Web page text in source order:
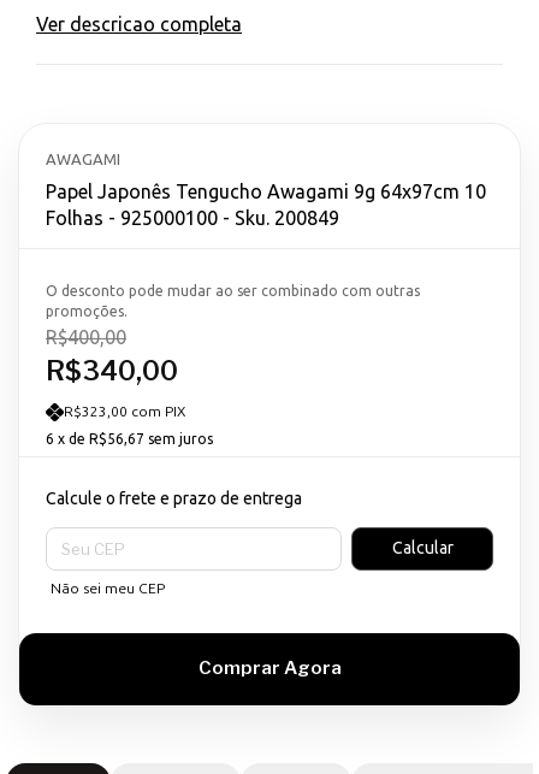
Ver descricao completa
AWAGAMI
Papel Japonês Tengucho Awagami 9g 64x97cm 10
Folhas - 925000100 - Sku. 200849
R$340,00
R$400,00
O desconto pode mudar ao ser combinado com outras
promoções.
R$323,00 com PIX
6 x de R$56,67 sem juros
Calcule o frete e prazo de entrega
Entregas para o CEP:
Calcular
Não sei meu CEP